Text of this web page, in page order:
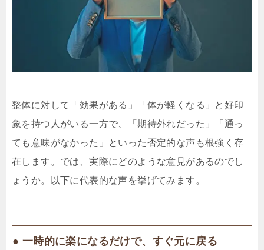
整体に対して「効果がある」「体が軽くなる」と好印
象を持つ人がいる一方で、「期待外れだった」「通っ
ても意味がなかった」といった否定的な声も根強く存
在します。では、実際にどのような意見があるのでし
ょうか。以下に代表的な声を挙げてみます。
● 一時的に楽になるだけで、すぐ元に戻る